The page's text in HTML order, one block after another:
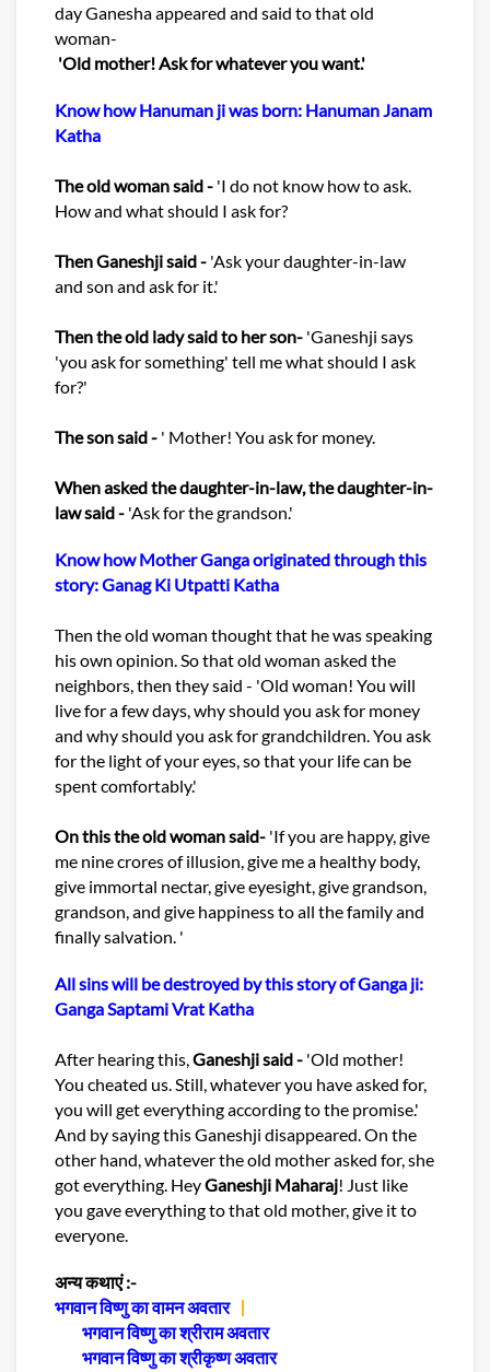
day Ganesha appeared and said to that old
woman-
'Old mother! Ask for whatever you want.'
Know how Hanuman ji was born: Hanuman Janam
Katha
The old woman said - 'I do not know how to ask.
How and what should I ask for?
Then Ganeshji said - 'Ask your daughter-in-law
and son and ask for it.'
Then the old lady said to her son- 'Ganeshji says
'you ask for something' tell me what should I ask
for?'
The son said - ' Mother! You ask for money.
When asked the daughter-in-law, the daughter-in-
law said - 'Ask for the grandson.'
Know how Mother Ganga originated through this
story: Ganag Ki Utpatti Katha
Then the old woman thought that he was speaking
his own opinion. So that old woman asked the
neighbors, then they said - 'Old woman! You will
live for a few days, why should you ask for money
and why should you ask for grandchildren. You ask
for the light of your eyes, so that your life can be
spent comfortably.'
On this the old woman said- 'If you are happy, give
me nine crores of illusion, give me a healthy body,
give immortal nectar, give eyesight, give grandson,
grandson, and give happiness to all the family and
finally salvation. '
All sins will be destroyed by this story of Ganga ji:
Ganga Saptami Vrat Katha
After hearing this,Ganeshji said - 'Old mother!
You cheated us. Still, whatever you have asked for,
you will get everything according to the promise.'
And by saying this Ganeshji disappeared. On the
other hand, whatever the old mother asked for, she
got everything. HeyGaneshji Maharaj! Just like
you gave everything to that old mother, give it to
everyone.
अन्य कथाएं :-
भगवान विष्णु का वामन अवतार
भगवान विष्णु का श्रीराम अवतार
भगवान विष्णु का श्रीकृष्ण अवतार